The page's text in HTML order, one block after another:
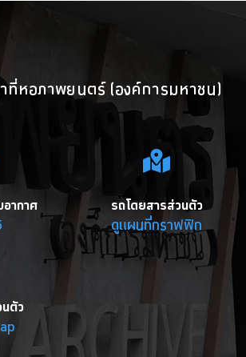
ที่หอภาพยนตร์ (องค์การมหาชน)
อากาศ รถโดยสารส่วนตัว
ดูแผนที่กราฟฟิก
ตัว